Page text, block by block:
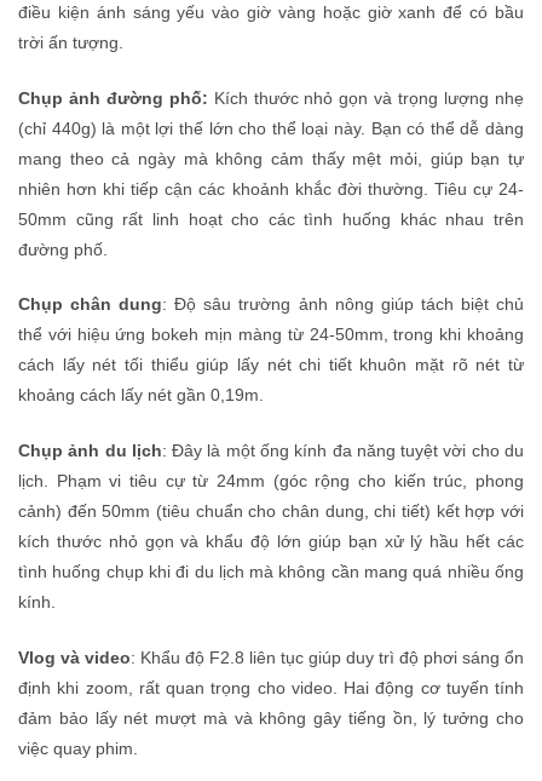
điều kiện ánh sáng yếu vào giờ vàng hoặc giờ xanh để có bầu
trời ấn tượng.
Chụp ảnh đường phố: Kích thước nhỏ gọn và trọng lượng nhẹ
(chỉ 440g) là một lợi thế lớn cho thể loại này. Bạn có thể dễ dàng
mang theo cả ngày mà không cảm thấy mệt mỏi, giúp bạn tự
nhiên hơn khi tiếp cận các khoảnh khắc đời thường. Tiêu cự 24-
50mm cũng rất linh hoạt cho các tình huống khác nhau trên
đường phố.
Chụp chân dung: Độ sâu trường ảnh nông giúp tách biệt chủ
thể với hiệu ứng bokeh mịn màng từ 24-50mm, trong khi khoảng
cách lấy nét tối thiểu giúp lấy nét chi tiết khuôn mặt rõ nét từ
khoảng cách lấy nét gần 0,19m.
Chụp ảnh du lịch: Đây là một ống kính đa năng tuyệt vời cho du
lịch. Phạm vi tiêu cự từ 24mm (góc rộng cho kiến trúc, phong
cảnh) đến 50mm (tiêu chuẩn cho chân dung, chi tiết) kết hợp với
kích thước nhỏ gọn và khẩu độ lớn giúp bạn xử lý hầu hết các
tình huống chụp khi đi du lịch mà không cần mang quá nhiều ống
kính.
Vlog và video: Khẩu độ F2.8 liên tục giúp duy trì độ phơi sáng ổn
định khi zoom, rất quan trọng cho video. Hai động cơ tuyến tính
đảm bảo lấy nét mượt mà và không gây tiếng ồn, lý tưởng cho
việc quay phim.